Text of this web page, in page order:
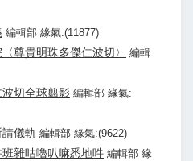
編輯部 緣氣:(11877)
尊貴明珠多傑仁波切〉
編輯
切全球翦影 編輯部 緣氣:
儀軌 編輯部 緣氣:(9622)
雜咕嚕叭嘛悉地吽 編輯部 緣